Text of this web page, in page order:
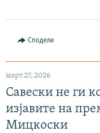
Сподели
март 27, 2026
Савески не ги
изјавите на
Мицкоски